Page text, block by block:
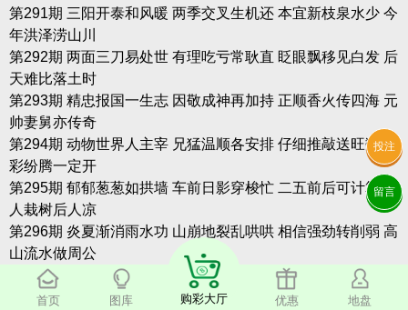
首页 图库 购彩大厅 优惠 地盘
投注
留言
第291期 三阳开泰和风暖 两季交叉生机还 本宜新枝泉水少 今
年洪泽涝山川
第292期 两面三刀易处世 有理吃亏常耿直 眨眼飘移见白发 后
天难比落土时
第293期 精忠报国一生志 因敬成神再加持 正顺香火传四海 元
帅妻舅亦传奇
第294期 动物世界人主宰 兄猛温顺各安排 仔细推敲送旺数 七
彩纷腾一定开
第295期 郁郁葱葱如拱墙 车前日影穿梭忙 二五前后可计算 前
人栽树后人凉
第296期 炎夏渐消雨水功 山崩地裂乱哄哄 相信强劲转削弱 高
山流水做周公
第297期 两面三刀易处世 有理吃亏常耿直 眨眼飘移见白发 后
天难比落土时